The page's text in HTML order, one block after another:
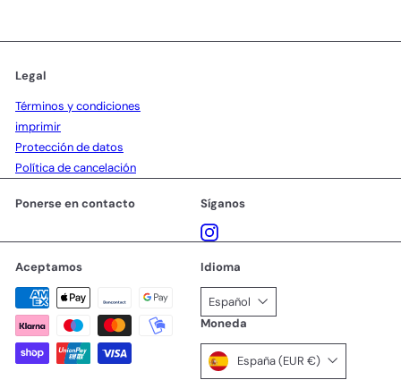
Legal
Términos y condiciones
imprimir
Protección de datos
Política de cancelación
Ponerse en contacto
Síganos
Instagram
Aceptamos Idioma
Español
Moneda
España (EUR €)